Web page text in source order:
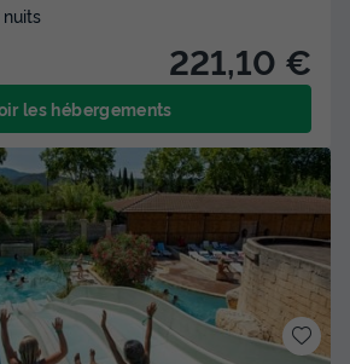
221,10 €
les hébergements